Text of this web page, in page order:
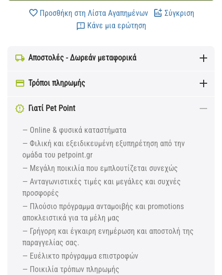
Προσθήκη στη Λίστα Αγαπημένων
Σύγκριση
Κάνε μια ερώτηση
Αποστολές - Δωρεάν μεταφορικά
Τρόποι πληρωμής
Γιατί Pet Point
— Online & φυσικά καταστήματα
— Φιλική και εξειδικευμένη εξυπηρέτηση από την
ομάδα του petpoint.gr
— Μεγάλη ποικιλία που εμπλουτίζεται συνεχώς
— Ανταγωνιστικές τιμές και μεγάλες και συχνές
προσφορές
— Πλούσιο πρόγραμμα ανταμοιβής και promotions
αποκλειστικά για τα μέλη μας
— Γρήγορη και έγκαιρη ενημέρωση και αποστολή της
παραγγελίας σας.
— Ευέλικτο πρόγραμμα επιστροφών
— Ποικιλία τρόπων πληρωμής